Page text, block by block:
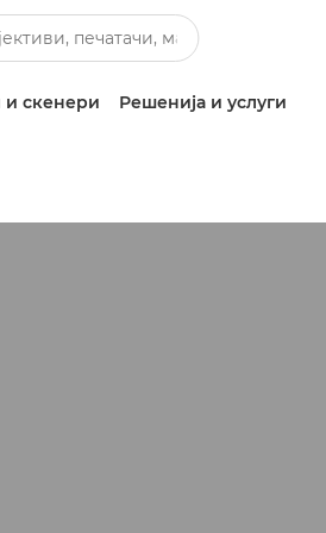
и скенери Решенија и услуги